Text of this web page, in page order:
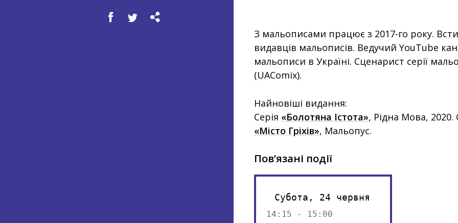
З мальописами працює з 2017-го року.
видавців мальописів. Ведучий YouTube
мальописи в Україні. Сценарист серії
(UAComix).
Найновіші видання:
Серія «Болотяна Істота», Рідна Мова, 2020.
«Місто Гріхів», Мальопус.
Пов’язані події
Субота, 24 червня
14:15 - 15:00